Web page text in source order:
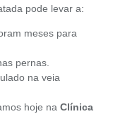
pode levar a:
meses para
pernas.
na veia
hoje na Clínica